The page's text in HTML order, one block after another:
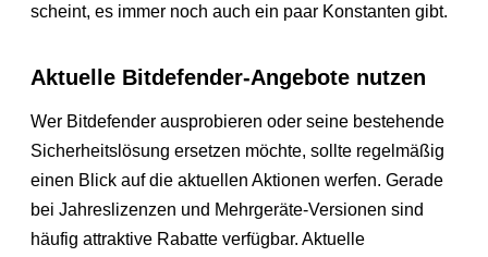
scheint, es immer noch auch ein paar Konstanten gibt.
Aktuelle Bitdefender-Angebote nutzen
Wer Bitdefender ausprobieren oder seine bestehende
Sicherheitslösung ersetzen möchte, sollte regelmäßig
einen Blick auf die aktuellen Aktionen werfen. Gerade
bei Jahreslizenzen und Mehrgeräte-Versionen sind
häufig attraktive Rabatte verfügbar. Aktuelle